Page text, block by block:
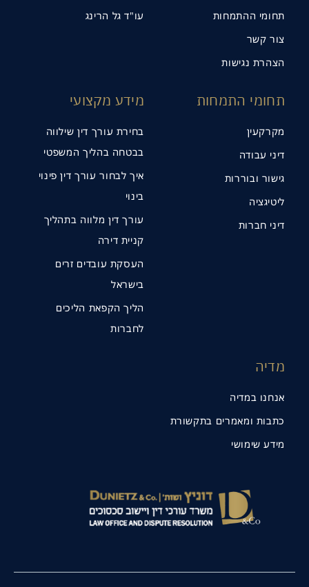
תחומי ההתמחות
צור קשר
הצהרת נגישות
עו"ד גל הרינג
תחומי התמחות
מקרקעין
דיני עבודה
גישור ובוררות
ליטיגציה
דיני חברות
מידע מקצועי
בחירת עורך דין שילווה
בבטחה בהליך המשפטי
איך לבחור עורך דין פינוי
בינוי
עורך דין מלווה בתהליך
קניית דירה
העסקת עובדים זרים
בישראל
הליך הקפאת הליכים
לחברות
מדיה
אנחנו במדיה
כתבות ומאמרים בתקשורת
מידע שימושי